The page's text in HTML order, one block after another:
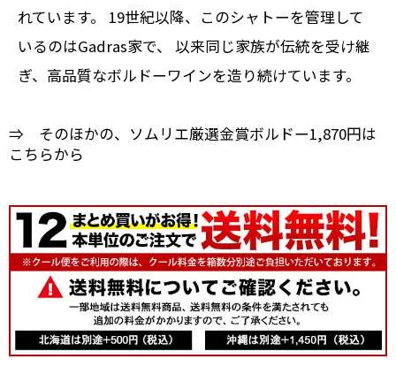
れています。 19世紀以降、このシャトーを管理して
いるのはGadras家で、 以来同じ家族が伝統を受け継
ぎ、高品質なボルドーワインを造り続けています。
⇒ そのほかの、ソムリエ厳選金賞ボルドー1,870円は
こちらから